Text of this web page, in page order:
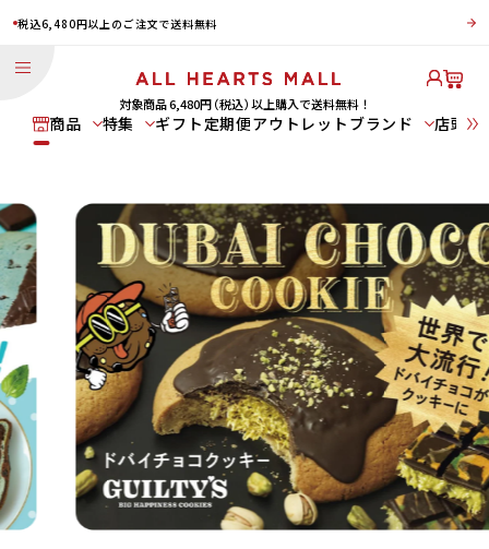
対象商品 6,480円（税込）以上購⼊で送料無料！
商品
パン
食パン
惣菜パン
スイーツ
特集
新商品
鬼滅の刃 コラボ商品
NEKO NEKO Summer Vacation ～喫茶ねこねこ～
チョコミント商品
GUILTY'S
期間限定ねこねこ食パン
ギフト 定期便アウトレット ブランド
ブランド
Heart Bread
ANTIQUE
ねこねこ食
パン
ねこねこチー
ズケーキ
世にもおいし
い
PASTEL GUILTY'S
店頭受
税込6,480円以上のご注文で送料無料